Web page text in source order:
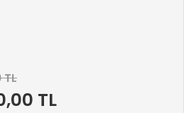
TL
TL